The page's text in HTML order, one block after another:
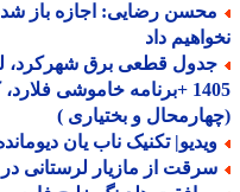
رضایی: اجازه باز شدن
داد
1405 +برنامه خاموشی فلارد،
و بختیاری )
تکنیک ناب یان دیومانده
از مازیار لرستانی در